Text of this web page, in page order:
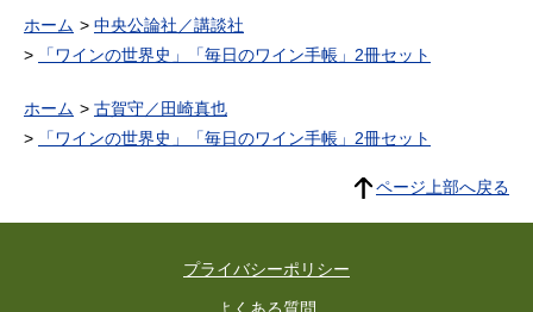
ホーム
中央公論社／講談社
「ワインの世界史」「毎日のワイン手帳」2冊セット
ホーム
古賀守／田崎真也
「ワインの世界史」「毎日のワイン手帳」2冊セット
ページ上部へ戻る
プライバシーポリシー